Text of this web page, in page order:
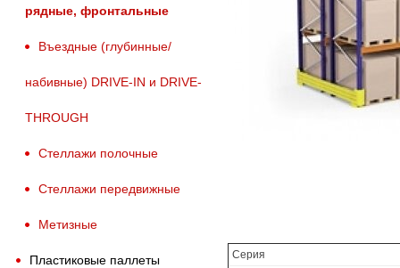
рядные, фронтальные
Въездные (глубинные/
набивные) DRIVE-IN и DRIVE-
THROUGH
Стеллажи полочные
Стеллажи передвижные
Метизные
Пластиковые паллеты
Серия